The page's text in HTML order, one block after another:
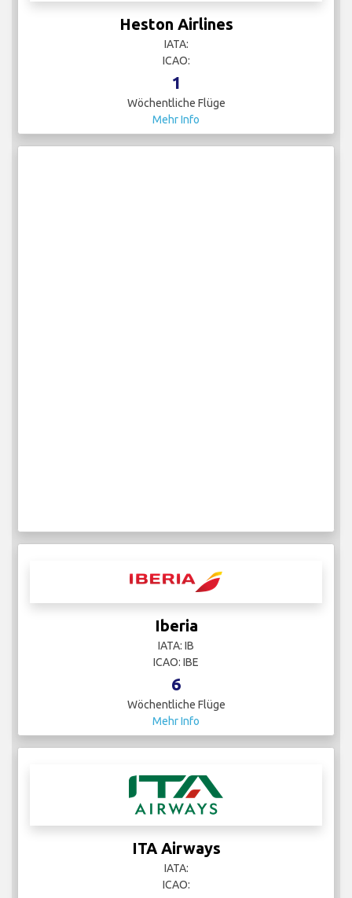
Heston Airlines
IATA:
ICAO:
1
Wöchentliche Flüge
Mehr Info
Iberia
IATA: IB
ICAO: IBE
6
Wöchentliche Flüge
Mehr Info
ITA Airways
IATA:
ICAO: